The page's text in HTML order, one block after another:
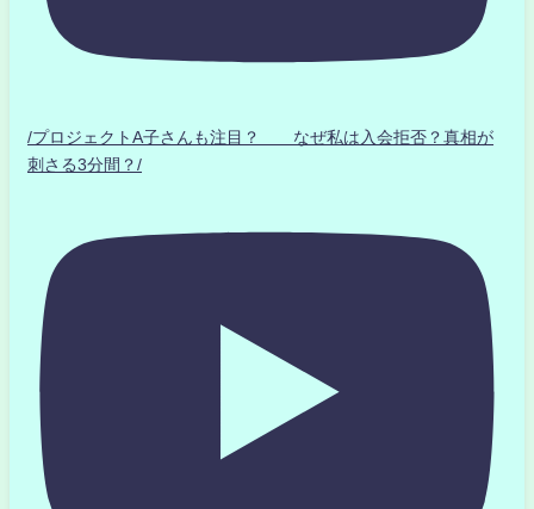
/プロジェクトA子さんも注目？ なぜ私は入会拒否？真相が
刺さる3分間？/